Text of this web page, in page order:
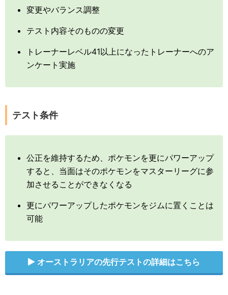
変更やバランス調整
テスト内容そのものの変更
トレーナーレベル41以上になったトレーナーへのア
ンケート実施
テスト条件
公正を維持するため、ポケモンを更にパワーアップ
すると、当面はそのポケモンをマスターリーグに参
加させることができなくなる
更にパワーアップしたポケモンをジムに置くことは
可能
オーストラリアの先行テストの詳細はこちら